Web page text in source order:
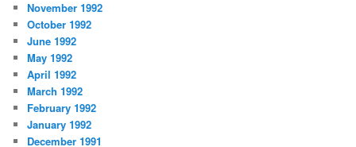
November 1992
October 1992
June 1992
May 1992
April 1992
March 1992
February 1992
January 1992
December 1991